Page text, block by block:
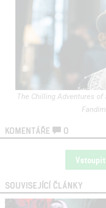
The Chilling Adventures
KOMENTÁŘE 0
SOUVISEJÍCÍ ČLÁNKY